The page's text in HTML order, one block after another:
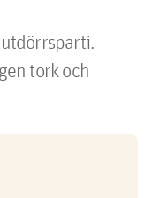
tork och